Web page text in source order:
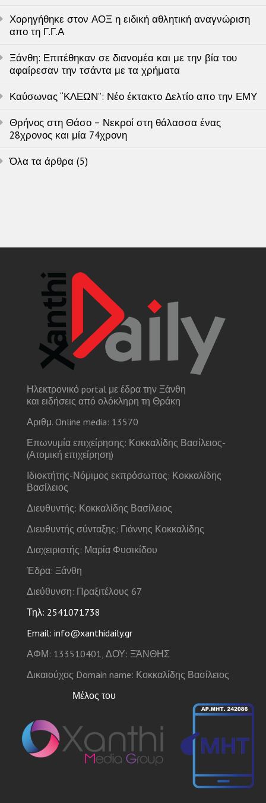
Χορηγήθηκε στον ΑΟΞ η ειδική αθλητική αναγνώριση
απο τη Γ.Γ.Α
Ξάνθη: Επιτέθηκαν σε διανομέα και με την βία του
αφαίρεσαν την τσάντα με τα χρήματα
Καύσωνας “ΚΛΕΩΝ”: Νέο έκτακτο Δελτίο απο την ΕΜΥ
Θρήνος στη Θάσο – Νεκροί στη θάλασσα ένας
28χρονος και μία 74χρονη
Όλα τα άρθρα (5)
Ηλεκτρονικό portal με έδρα την Ξάνθη
και ειδήσεις από ολόκληρη τη Θράκη
Αριθμ. Online media: 13570
Επωνυμία επιχείρησης: Κοκκαλίδης Βασίλειος-
(Ατομική επιχείρηση)
Ιδιοκτήτης-Νόμιμος εκπρόσωπος: Κοκκαλίδης
Βασίλειος
Διευθυντής: Κοκκαλίδης Βασίλειος
Διευθυντής σύνταξης: Γιάννης Κοκκαλίδης
Διαχειριστής: Μαρία Φυσικίδου
Έδρα: Ξάνθη
Διεύθυνση: Πραξιτέλους 67
Τηλ: 2541071738
Email: info@xanthidaily.gr
ΑΦΜ: 133510401, ΔΟΥ: ΞΆΝΘΗΣ
Δικαιούχος Domain name: Κοκκαλίδης Βασίλειος
Μέλος του